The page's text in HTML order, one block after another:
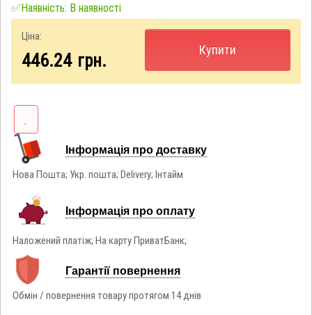
✅Наявність: В наявності
Ціна:
446.24 грн.
Купити
Інформація про доставку
Нова Пошта; Укр. пошта; Delivery; Інтайм
Інформація про оплату
Наложений платіж; На карту ПриватБанк;
Гарантії повернення
Обмін / повернення товару протягом 14 днів